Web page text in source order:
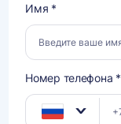
Имя *
Номер телефона *